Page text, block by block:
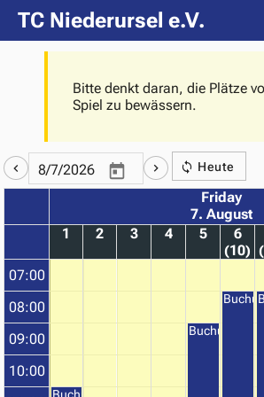
TC Niederursel e.V.
Bitte denkt daran, die Plätze
Spiel zu bewässern.
Heute
Friday
7. August
1
2 3 4 5
6
(10)
07:00
08:00
09:00
10:00
Buchung
Buchung